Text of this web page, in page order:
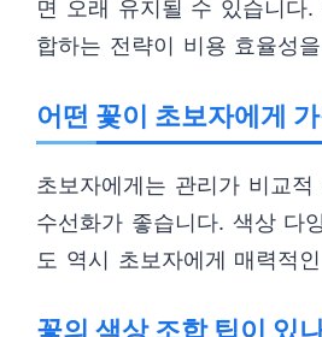
면 오래 유지될 수 있습니다
합하는 전략이 비용 효율성
어떤 꽃이 초보자에게
초보자에게는 관리가 비교
수선화가 좋습니다. 색상 다
도 역시 초보자에게 매력적
꽃의 색상 조합 팁이 있